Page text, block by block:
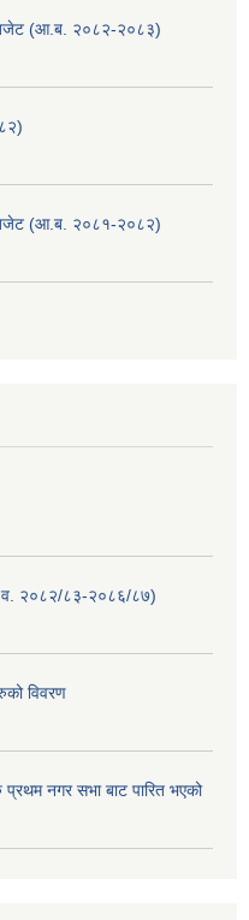
बजेट (आ.ब. २०८२-२०८३)
बजेट (आ.ब. २०८१-२०८२)
२०८२/८३-२०८६/८७)
विवरण
नगर सभा बाट पारित भएको